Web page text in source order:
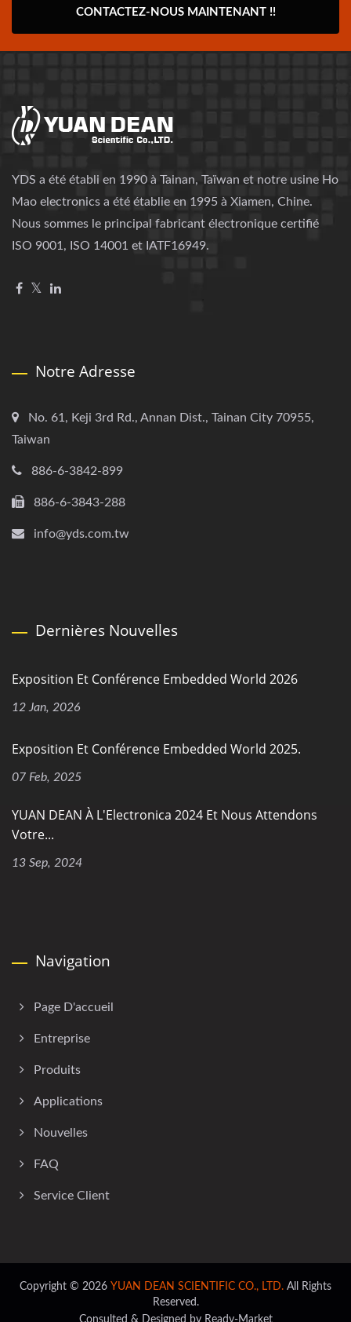
CONTACTEZ-NOUS MAINTENANT !!
YDS a été établi en 1990 à Tainan, Taïwan et notre usine Ho
Mao electronics a été établie en 1995 à Xiamen, Chine.
Nous sommes le principal fabricant électronique certifié
ISO 9001, ISO 14001 et IATF16949.
Notre Adresse
No. 61, Keji 3rd Rd., Annan Dist., Tainan City 70955,
Taiwan
886-6-3842-899
886-6-3843-288
info@yds.com.tw
Dernières Nouvelles
Exposition Et Conférence Embedded World 2026
12 Jan, 2026
Exposition Et Conférence Embedded World 2025.
07 Feb, 2025
YUAN DEAN À L'Electronica 2024 Et Nous Attendons
Votre...
13 Sep, 2024
Navigation
Page D'accueil
Entreprise
Produits
Applications
Nouvelles
FAQ
Service Client
Copyright © 2026 YUAN DEAN SCIENTIFIC CO., LTD. All Rights
Reserved.